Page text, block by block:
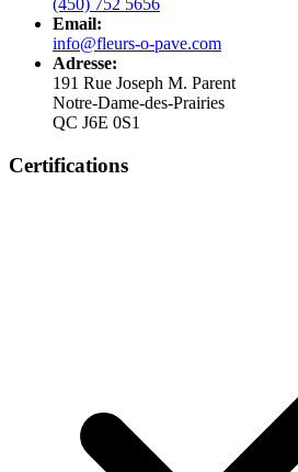
(450) 752 5656
Email:
info@fleurs-o-pave.com
Adresse:
191 Rue Joseph M. Parent
Notre-Dame-des-Prairies
QC J6E 0S1
Certifications